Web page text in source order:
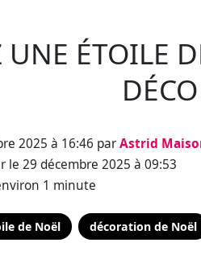
UNE ÉTOILE
2025 à 16:46 parAstrid
le 29 décembre 2025 à 09:53
1 minute
de Noël décoration de Noël